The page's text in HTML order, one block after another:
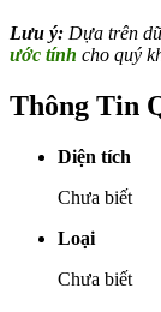
Lưu ý: Dựa trên
ước tính cho quý
Thông Tin
Diện tích
Chưa biết
Loại
Chưa biết